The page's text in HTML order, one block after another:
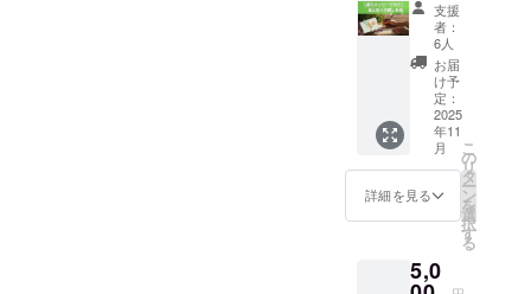
作と皆
さんと
の2026
年の創
造に 大
切に使
わせて
いただ
きま
まれる
もの
心をこ
送付は
ありま
せん
が、 プ
ロジェ
クトを
一緒に
育てて
くださ
る“あな
た”の存
りま
に含ま
れるも
の ・
2026年
版【星
と香り
の癒し
手帳】1
冊（B6
サイ
心をこ
めた
星と香
りの癒
し手帳
価格：
5,000円
（送料
込み）
＼星と
香りの
魔法
を、毎
日に／
の宇宙
の流れ
支援
者：
6人
お届
け予
定：
2025
年11
月
詳細を見る
こ
の
リ
タ
ー
ン
を
選
択
す
る
5,0